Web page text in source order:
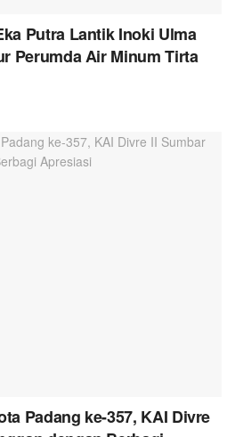
Putra Lantik Inoki Ulma
Perumda Air Minum Tirta
Padang ke-357, KAI Divre